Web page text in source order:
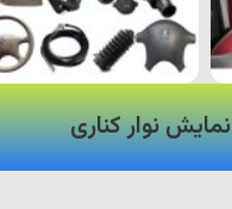
نمایش نوار کناری